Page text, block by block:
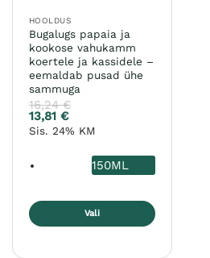
HOOLDUS
Bugalugs papaia ja
kookose vahukamm
koertele ja kassidele –
eemaldab pusad ühe
sammuga
16,24€
13,81 €
Sis. 24% KM
150ML
Vali